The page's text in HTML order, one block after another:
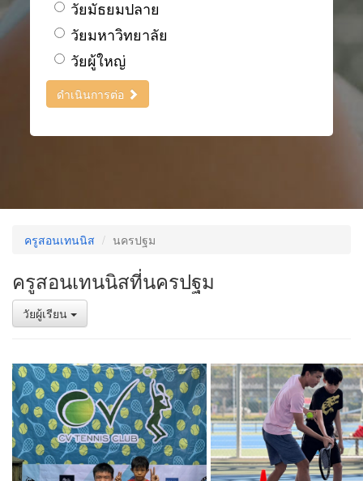
วัยมัธยมปลาย
วัยมหาวิทยาลัย
วัยผู้ใหญ่
ดำเนินการต่อ
ครูสอนเทนนิส นครปฐม
ครูสอนเทนนิสที่นครปฐม
วัยผู้เรียน